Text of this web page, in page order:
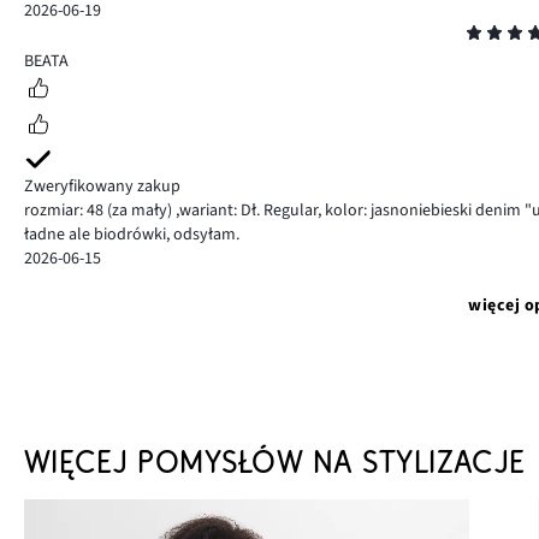
2026-06-19
5
BEATA
Zweryfikowany zakup
rozmiar: 48 (za mały) ,wariant: Dł. Regular, kolor: jasnoniebieski denim
ładne ale biodrówki, odsyłam.
2026-06-15
więcej
WIĘCEJ POMYSŁÓW NA STYLIZACJE